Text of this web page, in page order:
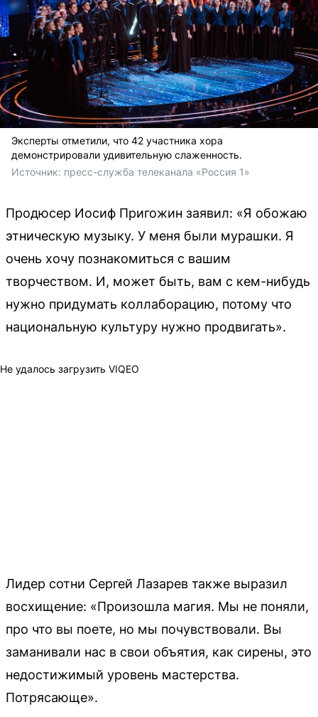
Эксперты отметили, что 42 участника хора
демонстрировали удивительную слаженность.
Источник: пресс-служба телеканала «Россия 1»
Продюсер Иосиф Пригожин заявил: «Я обожаю
этническую музыку. У меня были мурашки. Я
очень хочу познакомиться с вашим
творчеством. И, может быть, вам с кем-нибудь
нужно придумать коллаборацию, потому что
национальную культуру нужно продвигать».
Не удалось загрузить VIQEO
Лидер сотни Сергей Лазарев также выразил
восхищение: «Произошла магия. Мы не поняли,
про что вы поете, но мы почувствовали. Вы
заманивали нас в свои объятия, как сирены, это
недостижимый уровень мастерства.
Потрясающе».